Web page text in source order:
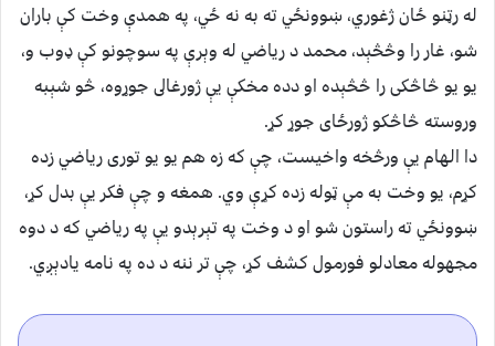
له رټنو ځان ژغوري، ښوونځي ته به نه ځي، په همدې وخت کې باران
شو، غار را وڅڅېد، محمد د رياضي له وېرې په سوچونو کې ډوب و،
يو يو څاڅکى را څڅېده او دده مخکې يې ژورغالى جوړوه، څو شېبه
وروسته څاڅکو ژورځاى جوړ کړ.
دا الهام يې ورڅخه واخيست، چې که زه هم يو يو تورى رياضي زده
کړم، يو وخت به مې ټوله زده کړې وي. همغه و چې فکر يې بدل کړ،
ښوونځي ته راستون شو او د وخت په تېرېدو يې په رياضي که د دوه
مجهوله معادلو فورمول کشف کړ، چې تر ننه د ده په نامه يادېږي.